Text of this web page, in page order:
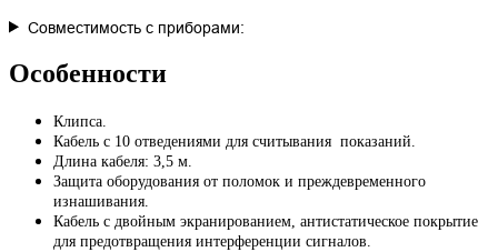
Совместимость с приборами:
Особенности
Клипса.
Кабель с 10 отведениями для считывания показаний.
Длина кабеля: 3,5 м.
Защита оборудования от поломок и преждевременного
изнашивания.
Кабель с двойным экранированием, антистатическое покрытие
для предотвращения интерференции сигналов.